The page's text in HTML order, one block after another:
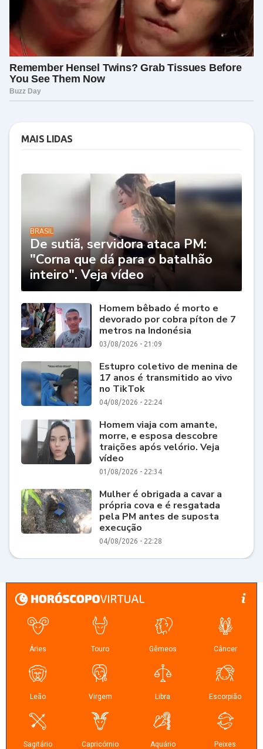
MAIS LIDAS
BRASIL
De sutiã, servidora ataca PM:
"Corna que dá para o batalhão
inteiro". Veja vídeo
Homem bêbado é morto e
devorado por cobra píton de 7
metros na Indonésia
03/08/2026 - 21:09
Estupro coletivo de menina de
17 anos é transmitido ao vivo
no TikTok
04/08/2026 - 22:24
Homem viaja com amante,
morre, e esposa descobre
traições após velório. Veja
vídeo
01/08/2026 - 22:34
Mulher é obrigada a cavar a
própria cova e é resgatada
pela PM antes de suposta
execução
04/08/2026 - 22:28